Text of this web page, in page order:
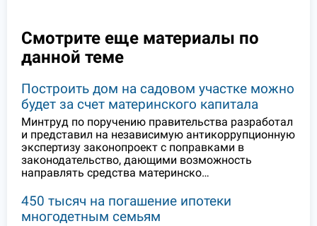
Смотрите еще материалы по
данной теме
Построить дом на садовом участке можно
будет за счет материнского капитала
Минтруд по поручению правительства разработал
и представил на независимую антикоррупционную
экспертизу законопроект с поправками в
законодательство, дающими возможность
направлять средства материнско…
450 тысяч на погашение ипотеки
многодетным семьям